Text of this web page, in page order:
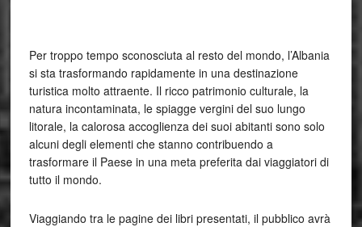
Per troppo tempo sconosciuta al resto del mondo, l’Albania
si sta trasformando rapidamente in una destinazione
turistica molto attraente. Il ricco patrimonio culturale, la
natura incontaminata, le spiagge vergini del suo lungo
litorale, la calorosa accoglienza dei suoi abitanti sono solo
alcuni degli elementi che stanno contribuendo a
trasformare il Paese in una meta preferita dai viaggiatori di
tutto il mondo.
Viaggiando tra le pagine dei libri presentati, il pubblico avrà